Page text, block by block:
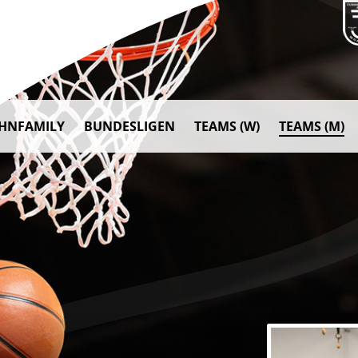
BUNDESLIGEN TEAMS (W) TEAMS (M)